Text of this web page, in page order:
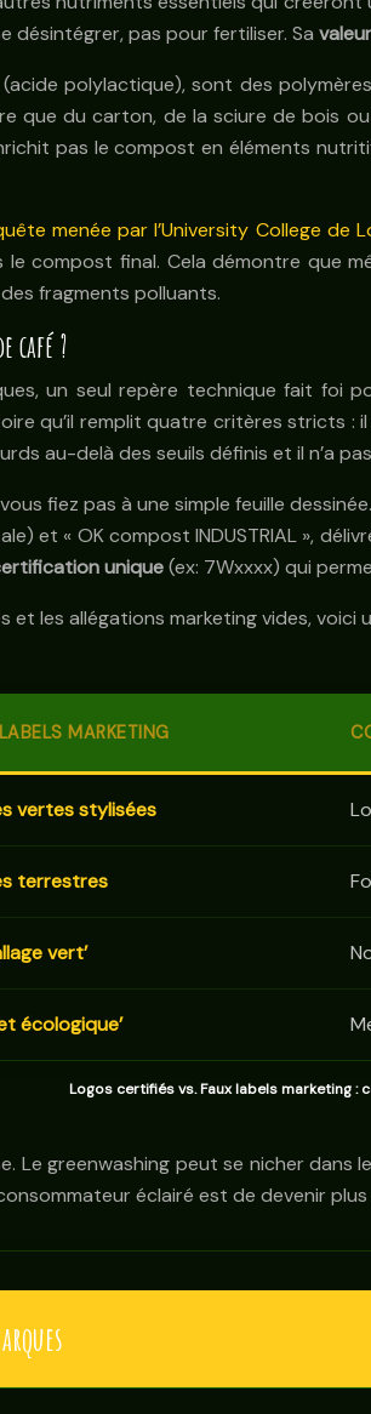
désintégrer, pas pour fertiliser. Sa
polylactique), sont des
que du carton, de la sciure de bois
pas le compost en éléments
menée par l’University College de
compost final. Cela démontre que
fragments polluants.
café ?
un seul repère technique fait foi
qu’il remplit quatre critères stricts :
au-delà des seuils définis et il n’a
fiez pas à une simple feuille
et « OK compost INDUSTRIAL »,
unique(ex: 7Wxxxx) qui
et les allégations marketing vides, voici
Logos certifiés vs. Faux labels marketing :
MARKETING
vertes stylisées
terrestres
vert’
écologique’
Le greenwashing peut se nicher
éclairé est de devenir plus